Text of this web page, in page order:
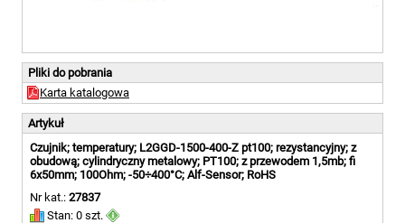
Pliki do pobrania
Karta katalogowa
Artykuł
Czujnik; temperatury; L2GGD-1500-400-Z pt100; rezystancyjny; z
obudową; cylindryczny metalowy; PT100; z przewodem 1,5mb; fi
6x50mm; 100Ohm; -50÷400°C; Alf-Sensor; RoHS
Nr kat.: 27837
Stan: 0 szt.